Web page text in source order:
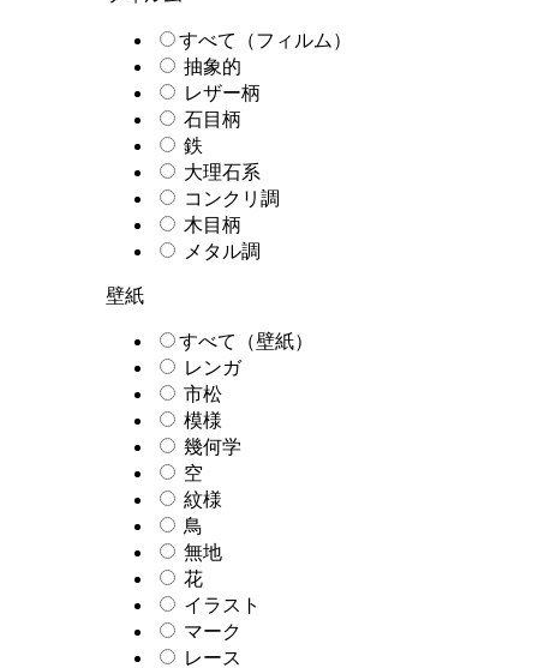
すべて（フィルム）
抽象的
レザー柄
石目柄
鉄
大理石系
コンクリ調
木目柄
メタル調
壁紙
すべて（壁紙）
レンガ
市松
模様
幾何学
空
紋様
鳥
無地
花
イラスト
マーク
レース